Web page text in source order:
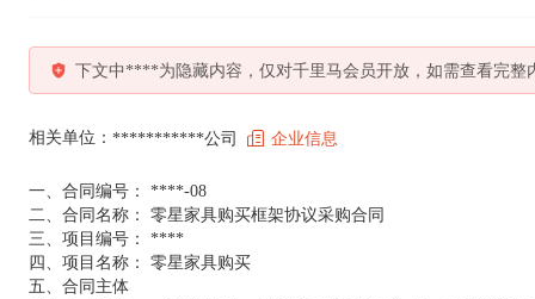
下文中****为隐藏内容，仅对千里马会员开放，如需查看完整
相关单位： ***********公司 企业信息
一、合同编号： ****-08
二、合同名称： 零星家具购买框架协议采购合同
三、项目编号： ****
四、项目名称： 零星家具购买
五、合同主体